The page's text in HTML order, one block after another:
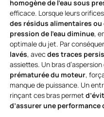
homogène de l’eau sous
efficace. Lorsque leurs
des résidus alimentaires
pression de l’eau diminue,
optimale du jet. Par
lavés, avec des traces
assiettes. Un bras
prématurée du moteur,
manque de puissance. Un
rinçant ces bras permet
d’assurer une performance